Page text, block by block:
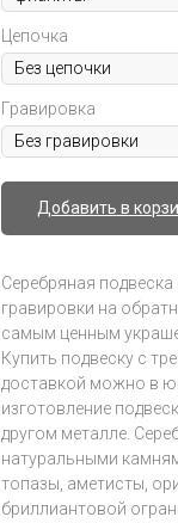
Цепочка
Гравировка
Добавить в
Серебряная
гравировки на
самым ценным
Купить подвеску с
доставкой можно в
изготовление
другом металле.
натуральными
топазы, аметисты,
бриллиантовой